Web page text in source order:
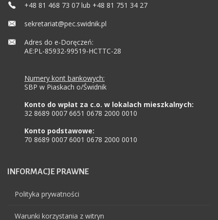
+48 81 468 73 07 lub +48 81 751 34 27
sekretariat@pec.swidnik.pl
Adres do e-Doręczeń:
AE:PL-85932-99519-HCTTC-28
Numery kont bankowych:
SBP w Piaskach o/Świdnik
Konto do wpłat za c.o. w lokalach mieszkalnych:
32 8689 0007 6651 0678 2000 0010
Konto podstawowe:
70 8689 0007 6001 0678 2000 0010
INFORMACJE PRAWNE
Polityka prywatności
Warunki korzystania z witryn